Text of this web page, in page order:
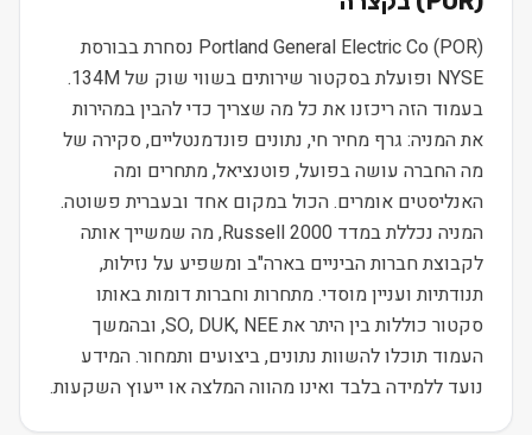
Portland General Electric Co (POR) נסחרת בבורסת
NYSE ופועלת בסקטור שירותים בשווי שוק של 134M.
בעמוד הזה ריכזנו את כל מה שצריך כדי להבין במהירות
את המניה: גרף מחיר חי, נתונים פונדמנטליים, סקירה של
מה החברה עושה בפועל, פוטנציאל, מתחרים ומה
האנליסטים אומרים. הכול במקום אחד ובעברית פשוטה.
המניה נכללת במדד Russell 2000, מה שמשייך אותה
לקבוצת חברות הביניים בארה"ב ומשפיע על נזילות,
תנודתיות ועניין מוסדי. מתחרות וחברות דומות באותו
סקטור כוללות בין היתר את SO, DUK, NEE, ובהמשך
העמוד תוכלו להשוות נתונים, ביצועים ותמחור. המידע
נועד ללמידה בלבד ואינו מהווה המלצה או ייעוץ השקעות.